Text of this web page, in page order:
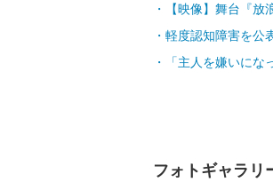
【映像】舞台『
軽度認知障害を公
「主人を嫌いに
フォトギャラリ